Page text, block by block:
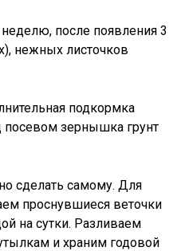
после появления 3
нежных листочков
подкормка
посевом зернышка грунт
сделать самому. Для
проснувшиеся веточки
на сутки. Разливаем
и храним годовой